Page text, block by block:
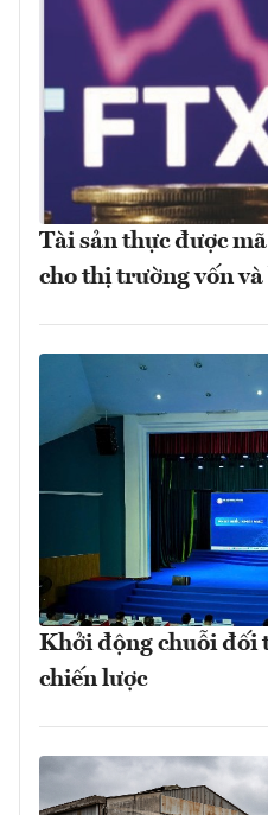
Tài sản thực được
cho thị trường vốn
Khởi động chuỗi đối
chiến lược